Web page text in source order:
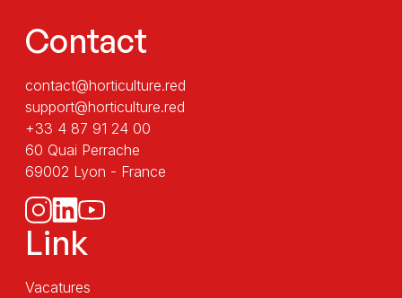
Contact
contact@horticulture.red
support@horticulture.red
+33 4 87 91 24 00
60 Quai Perrache
69002 Lyon - France
Link
Vacatures